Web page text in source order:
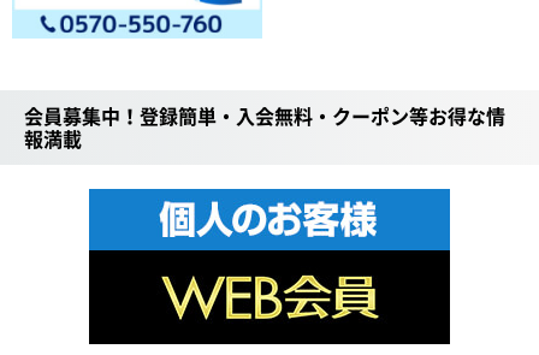
会員募集中！登録簡単・入会無料・クーポン等お得な情
報満載